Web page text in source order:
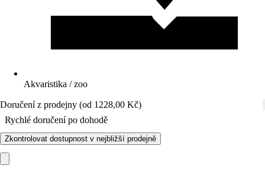
Akvaristika / zoo
Doručení z prodejny (od 1228,00 Kč)
Rychlé doručení po dohodě
Zkontrolovat dostupnost v nejbližší prodejně